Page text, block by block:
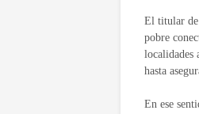
El titular de
pobre
localidades
hasta
En ese